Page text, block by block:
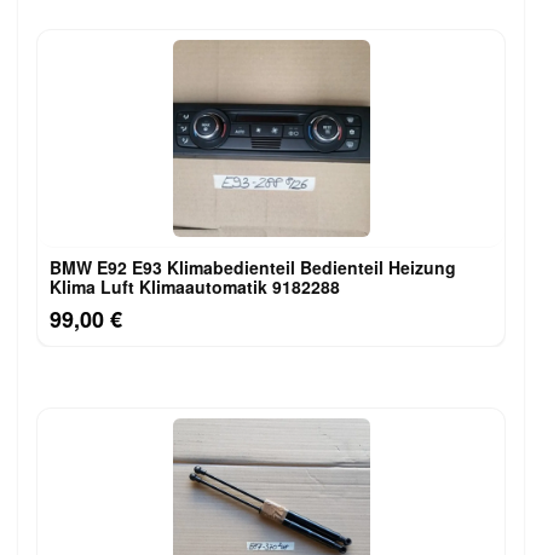
BMW E92 E93 Klimabedienteil Bedienteil Heizung
Klima Luft Klimaautomatik 9182288
99,00 €